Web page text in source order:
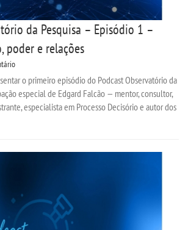
da Pesquisa – Episódio 1 –
poder e relações
o primeiro episódio do Podcast Observatório da
especial de Edgard Falcão — mentor, consultor,
especialista em Processo Decisório e autor dos